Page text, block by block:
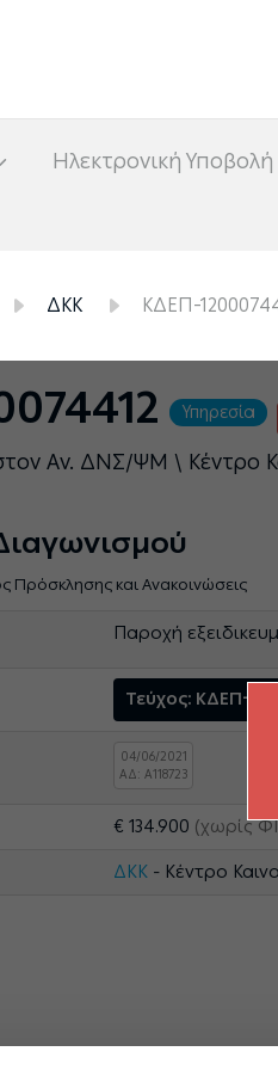
Hλεκτρονική Υποβολή
ΔΚΚ ΚΔΕΠ-
Υπηρεσία
Αν. ΔΝΣ/ΨΜ \ Κέντρο
Πρόσκλησης και Ανακοινώσεις
Παροχή
Τεύχος: ΚΔΕΠ-
04/06/2021
ΑΔ: A118723
€ 134.900 (χωρίς
ΔΚΚ - Κέντρο